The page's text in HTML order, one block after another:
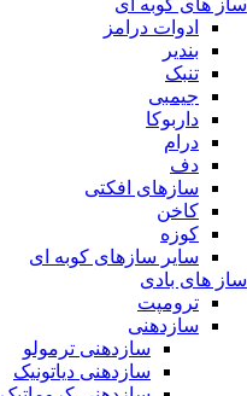
ادوات درامز
بندیر
تنبک
جیمبی
داربوکا
درام
دف
سازهای افکتی
کاخن
کوزه
سایر سازهای کوبه ای
ساز های بادی
ترومپت
سازدهنی
سازدهنی ترمولو
سازدهنی دیاتونیک